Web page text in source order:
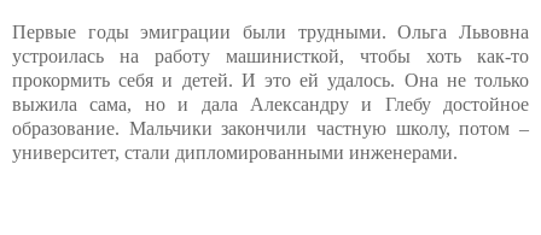
Первые годы эмиграции были трудными. Ольга Львовна
устроилась на работу машинисткой, чтобы хоть как-то
прокормить себя и детей. И это ей удалось. Она не только
выжила сама, но и дала Александру и Глебу достойное
образование. Мальчики закончили частную школу, потом –
университет, стали дипломированными инженерами.